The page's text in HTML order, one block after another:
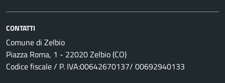
CONTATTI
Comune di Zelbio
Piazza Roma, 1 - 22020 Zelbio (CO)
Codice fiscale / P. IVA:00642670137/ 00692940133